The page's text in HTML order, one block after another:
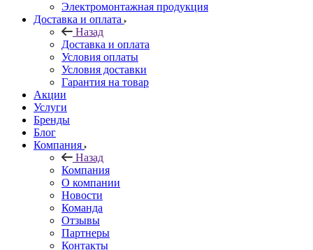
Электромонтажная продукция
Доставка и оплата
Назад
Доставка и оплата
Условия оплаты
Условия доставки
Гарантия на товар
Акции
Услуги
Бренды
Блог
Компания
Назад
Компания
О компании
Новости
Команда
Отзывы
Партнеры
Контакты